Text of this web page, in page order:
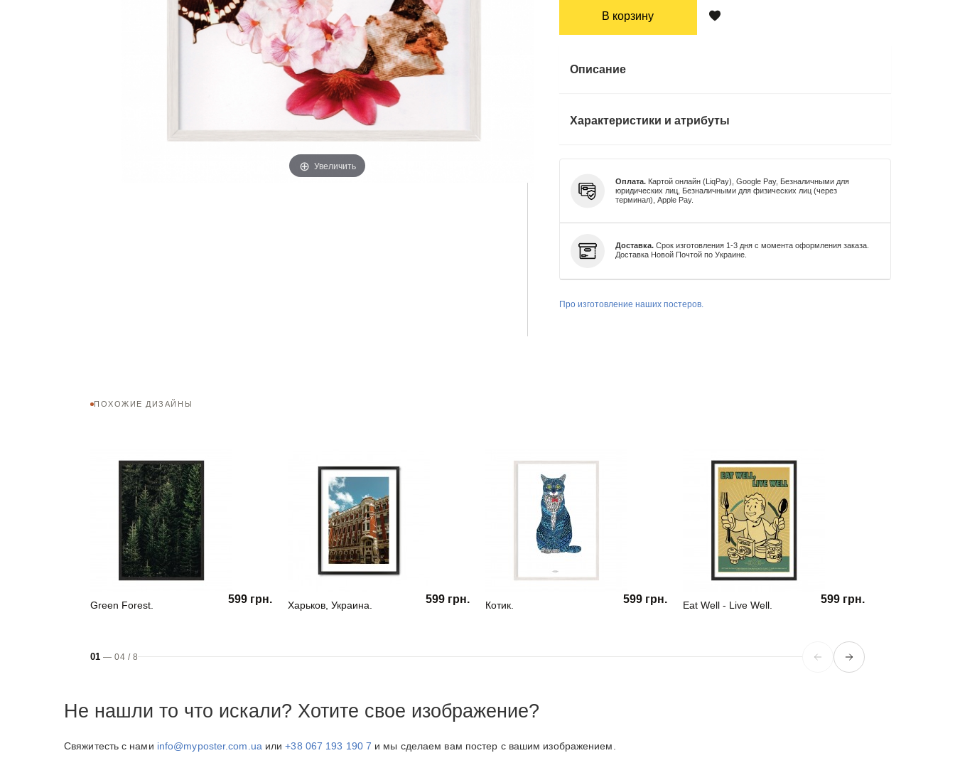
Увеличить
В корзину
Описание
Характеристики и атрибуты
Оплата.Картой онлайн (LiqPay), Google Pay, Безналичными для
юридических лиц, Безналичными для физических лиц (через
терминал), Apple Pay.
Доставка.Срок изготовления 1-3 дня с момента оформления заказа.
Доставка Новой Почтой по Украине.
Про изготовление наших постеров.
ПОХОЖИЕ ДИЗАЙНЫ
Green Forest. 599 грн. Харьков, Украина. 599 грн. Котик. 599 грн. Eat Well - Live Well. 599 грн.
01 —04 / 8
Не нашли то что искали? Хотите свое изображение?
Свяжитесть с нами info@myposter.com.ua или+38 067 193 190 7 и мы сделаем вам постер с вашим изображением.